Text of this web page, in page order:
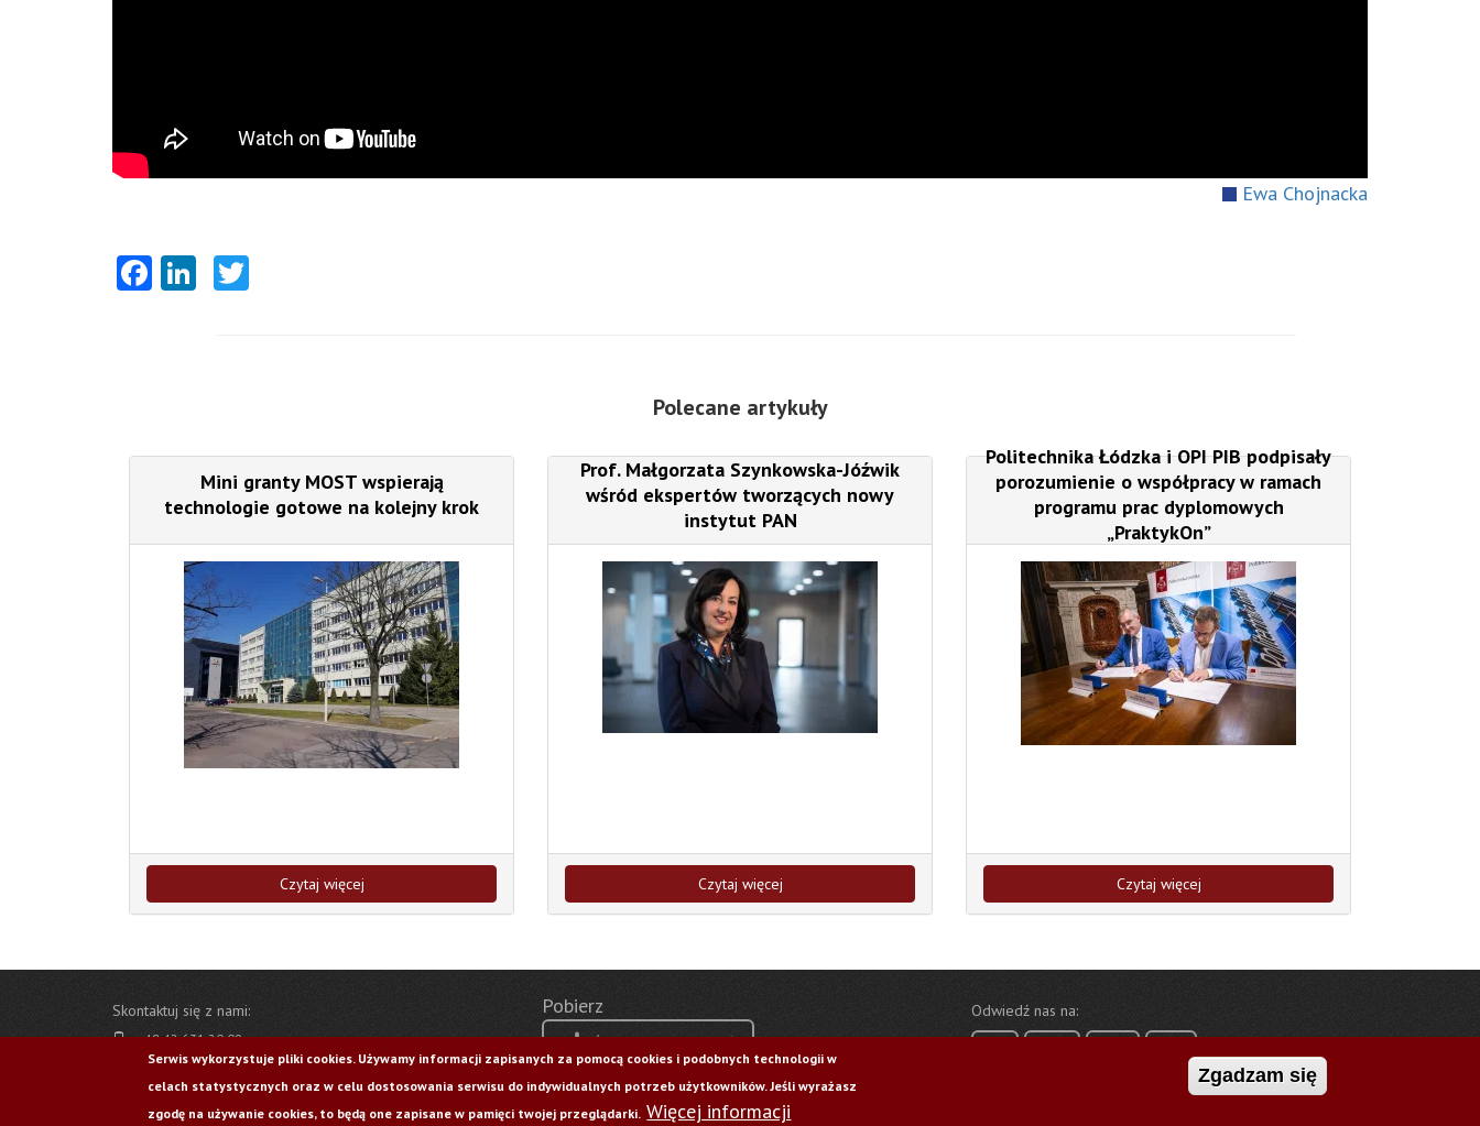
Ewa Chojnacka
Facebook
LinkedIn
Polecane artykuły
Mini granty MOST wspierają
technologie gotowe na kolejny krok
Czytaj więcej
Prof. Małgorzata Szynkowska-Jóźwik
wśród ekspertów tworzących nowy
instytut PAN
Czytaj więcej
Politechnika Łódzka i OPI PIB podpisały
porozumienie o współpracy w ramach
programu prac dyplomowych
„PraktykOn”
Czytaj więcej
Skontaktuj się z nami:
+48 42 631 20 09
ewa.chojnacka@p.lodz.pl
ul. Ks. I. Skorupki 6/8, 90-924 Łódź
Pobierz
Życie Uczelni nr 176
Odwiedź nas na:
Serwis wykorzystuje pliki cookies. Używamy informacji zapisanych za pomocą cookies i podobnych technologii w
celach statystycznych oraz w celu dostosowania serwisu do indywidualnych potrzeb użytkowników. Jeśli wyrażasz
zgodę na używanie cookies, to będą one zapisane w pamięci twojej przeglądarki. Więcej informacji
Zgadzam się